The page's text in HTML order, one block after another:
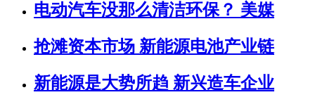
电动汽车没那么清洁环保？ 美媒
抢滩资本市场 新能源电池产业链
新能源是大势所趋 新兴造车企业